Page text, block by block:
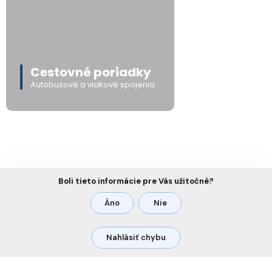
Cestovné poriadky
Autobusové a vlakové spojenia
Boli tieto informácie pre Vás užitočné?
Áno Nie
Nahlásiť chybu